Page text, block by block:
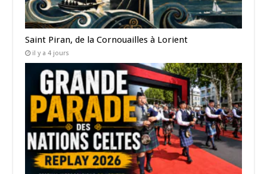
Saint Piran, de la Cornouailles à Lorient
il y a 4 jours